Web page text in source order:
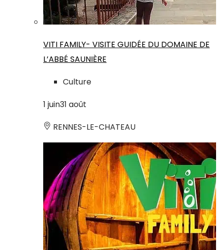
VITI FAMILY- VISITE GUIDÉE DU DOMAINE DE
L’ABBÉ SAUNIÈRE
Culture
1 juin31 août
RENNES-LE-CHATEAU